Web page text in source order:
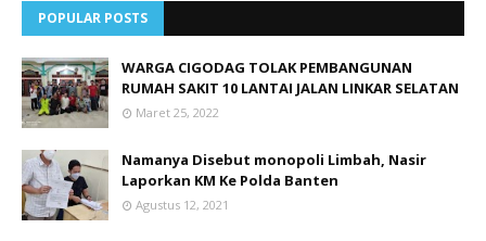
POPULAR POSTS
WARGA CIGODAG TOLAK PEMBANGUNAN
RUMAH SAKIT 10 LANTAI JALAN LINKAR SELATAN
Maret 25, 2022
Namanya Disebut monopoli Limbah, Nasir
Laporkan KM Ke Polda Banten
Agustus 12, 2021